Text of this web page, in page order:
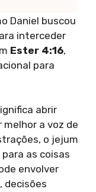
Daniel buscou
interceder
Ester 4:16,
para
abrir
melhor a voz de
o jejum
as coisas
envolver
, decisões